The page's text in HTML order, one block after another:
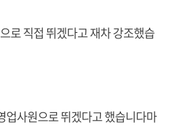
로 직접 뛰겠다고 재차 강조했습
업사원으로 뛰겠다고 했습니다마